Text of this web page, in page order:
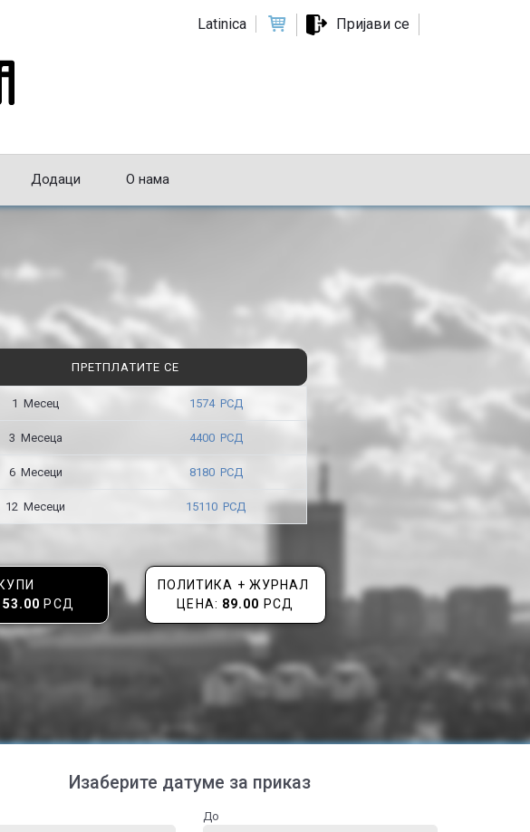
Latinica Пријави се
Додаци О нама
ПРЕТПЛАТИТЕ СЕ
1 Месец 1574 РСД
3 Месецa 4400 РСД
6 Месеци 8180 РСД
12 Месеци 15110 РСД
КУПИ
53.00 РСД
ПОЛИТИКА + ЖУРНАЛ
ЦЕНА: 89.00 РСД
Изаберите датуме за приказ
До